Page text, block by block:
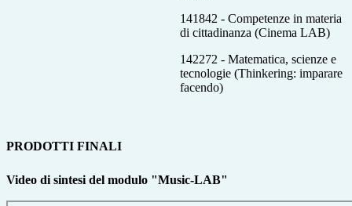
141842 - Competenze in materia
di cittadinanza (Cinema LAB)
142272 - Matematica, scienze e
tecnologie (Thinkering: imparare
facendo)
PRODOTTI FINALI
Video di sintesi del modulo "Music-LAB"